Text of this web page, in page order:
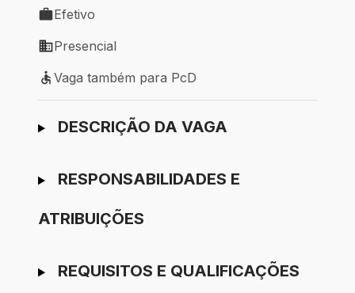
Tipo de vaga: Efetivo
Efetivo
Modelo de trabalho: Presencial
Presencial
Vaga também para PcD
Vaga também para PcD
Ir para candidatura
DESCRIÇÃO DA VAGA
RESPONSABILIDADES E
ATRIBUIÇÕES
REQUISITOS E QUALIFICAÇÕES